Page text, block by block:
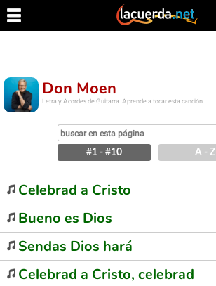
Don Moen
Letra y Acordes de Guitarra. Aprende a tocar esta canción
#1 - #10 A - Z
Celebrad a Cristo
Bueno es Dios
Sendas Dios hará
Celebrad a Cristo, celebrad